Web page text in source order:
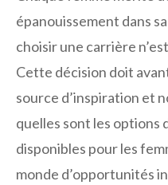
épanouissement dans
choisir une carrière
Cette décision doit
source d’inspiration et
quelles sont les options
disponibles pour les
monde d’opportunités